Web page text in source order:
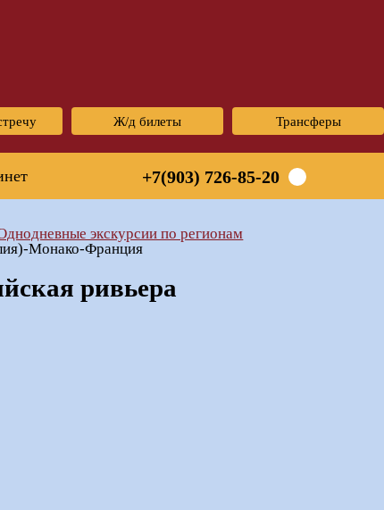
Ж/д билеты Трансферы
+7(903) 726-85-20
экскурсии по регионам
Монако-Франция
ривьера